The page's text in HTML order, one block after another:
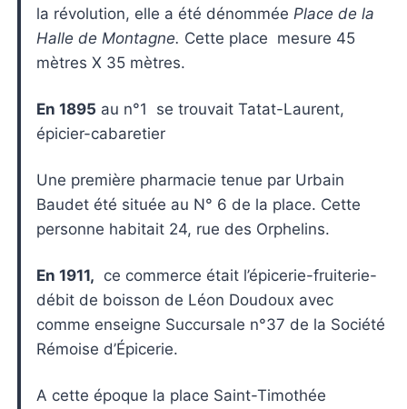
la révolution, elle a été dénommée Place de la
Halle de Montagne. Cette place mesure 45
mètres X 35 mètres.
En 1895 au n°1 se trouvait Tatat-Laurent,
épicier-cabaretier
Une première pharmacie tenue par Urbain
Baudet été située au N° 6 de la place. Cette
personne habitait 24, rue des Orphelins.
En 1911, ce commerce était l’épicerie-fruiterie-
débit de boisson de Léon Doudoux avec
comme enseigne Succursale n°37 de la Société
Rémoise d’Épicerie.
A cette époque la place Saint-Timothée